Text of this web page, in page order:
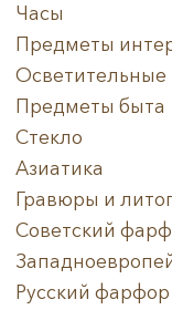
Часы
Предметы
Предметы быта
Стекло
Азиатика
Гравюры и
Советский
Русский фарфор